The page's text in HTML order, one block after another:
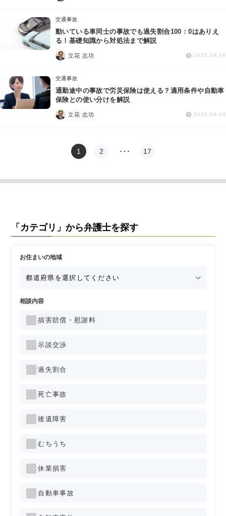
交通事故
動いている車同士の事故でも過失割合100：0はありえ
る！基礎知識から対処法まで解説
立花 志功 2025.09.08
交通事故
通勤途中の事故で労災保険は使える？適用条件や自動車
保険との使い分けを解説
立花 志功 2025.09.08
1 2 … 17
「カテゴリ」から弁護士を探す
お住まいの地域
相談内容
損害賠償・慰謝料
示談交渉
過失割合
死亡事故
後遺障害
むちうち
休業損害
自動車事故